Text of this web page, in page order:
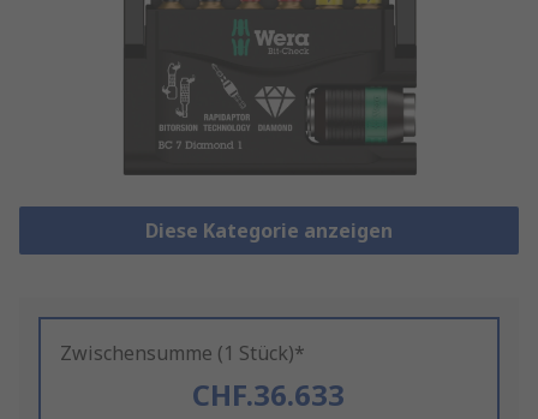
Diese Kategorie anzeigen
Zwischensumme (1 Stück)*
CHF.36.633